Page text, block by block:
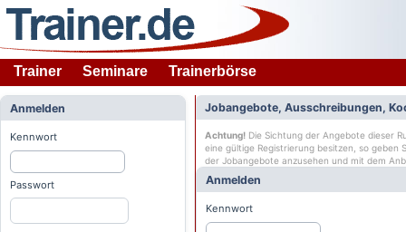
Trainer Seminare Trainerbörse
Anmelden
Kennwort
Passwort
Jobangebote, Ausschreibungen,
Achtung! Die Sichtung der Angebote dieser
eine gültige Registrierung besitzen, so geben
der Jobangebote anzusehen und mit dem
Anmelden
Kennwort